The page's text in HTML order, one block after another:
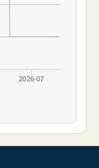
2026-07